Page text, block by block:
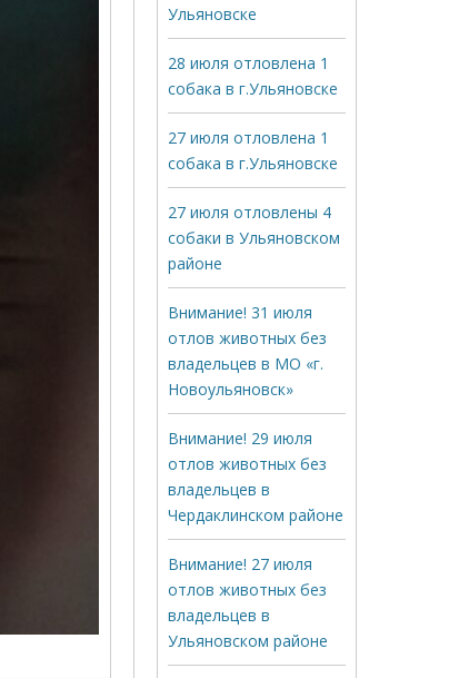
Ульяновске
28 июля отловлена 1
собака в г.Ульяновске
27 июля отловлена 1
собака в г.Ульяновске
27 июля отловлены 4
собаки в Ульяновском
районе
Внимание! 31 июля
отлов животных без
владельцев в МО «г.
Новоульяновск»
Внимание! 29 июля
отлов животных без
владельцев в
Чердаклинском районе
Внимание! 27 июля
отлов животных без
владельцев в
Ульяновском районе